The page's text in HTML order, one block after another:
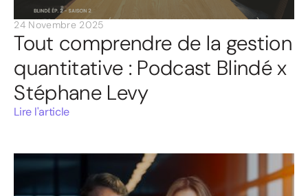
24 Novembre 2025
Tout comprendre de la gestion
quantitative : Podcast Blindé x
Stéphane Levy
Lire l'article